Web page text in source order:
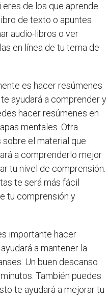
eres de los que aprende
de texto o apuntes
audio-libros o ver
en línea de tu tema de
es hacer resúmenes
ayudará a comprender y
hacer resúmenes en
mentales. Otra
el material que
a comprenderlo mejor
tu nivel de comprensión.
te será más fácil
tu comprensión y
importante hacer
a mantener la
Un buen descanso
También puedes
te ayudará a mejorar tu